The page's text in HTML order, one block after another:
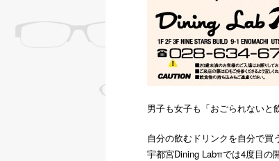
男子も女子も「おごられないと
自分の飲むドリンクを自分で買
宇都宮Dining Labπでは4度目の